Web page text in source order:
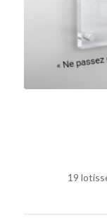
19